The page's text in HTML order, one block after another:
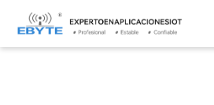
Home > Módem > enlace